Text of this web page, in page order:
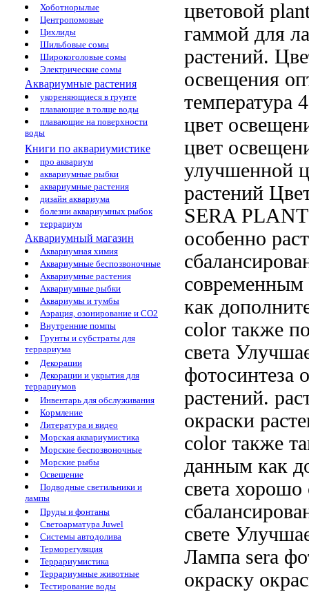
Хоботнорылые
Центропомовые
Цихлиды
Шильбовые сомы
Широкоголовые сомы
Электрические сомы
Аквариумные растения
укореняющиеся в грунте
плавающие в толще воды
плавающие на поверхности
воды
Книги по аквариумистике
про аквариум
аквариумные рыбки
аквариумные растения
дизайн аквариума
болезни аквариумных рыбок
террариум
Аквариумный магазин
Аквариумная химия
Аквариумные беспозвоночные
Аквариумные растения
Аквариумные рыбки
Аквариумы и тумбы
Аэрация, озонирование и CO2
Внутренние помпы
Грунты и субстраты для
террариума
Декорации
Декорации и укрытия для
террариумов
Инвентарь для обслуживания
Кормление
Литература и видео
Морская аквариумистика
Морские беспозвоночные
Морские рыбы
Освещение
Подводные светильники и
лампы
Пруды и фонтаны
Светоарматура Juwel
Системы автодолива
Терморегуляция
Террариумистика
Террариумные животные
Тестирование воды
цветовой
гаммой для
растений.
освещения
температура
цвет
цвет
улучшенной
растений
SERA
особенно
современным
как
color также
света
фотосинтеза
растений.
окраски
color также
данным как
света хорошо
свете
Лампа sera
окраску